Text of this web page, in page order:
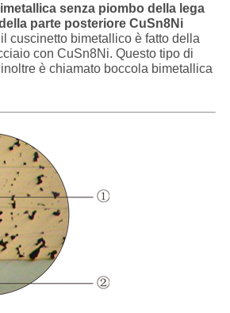
senza piombo della lega
parte posteriore CuSn8Ni
cuscinetto bimetallico è fatto della
con CuSn8Ni. Questo tipo di
è chiamato boccola bimetallica